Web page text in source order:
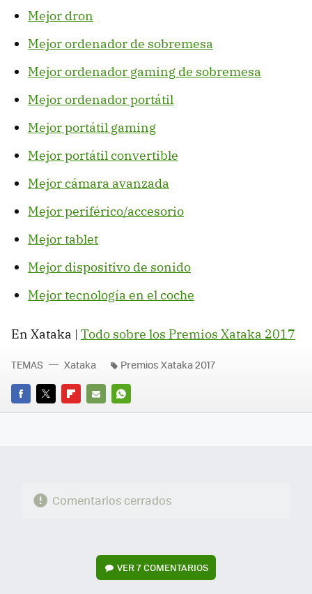
Mejor dron
Mejor ordenador de sobremesa
Mejor ordenador gaming de sobremesa
Mejor ordenador portátil
Mejor portátil gaming
Mejor portátil convertible
Mejor cámara avanzada
Mejor periférico/accesorio
Mejor tablet
Mejor dispositivo de sonido
Mejor tecnología en el coche
En Xataka | Todo sobre los Premios Xataka 2017
FACEBOOK
TWITTERFLIPBOARD
E-
WHATSAPP
TEMAS Xataka Premios Xataka 2017
Comentarios cerrados
VER7 COMENTARIOS